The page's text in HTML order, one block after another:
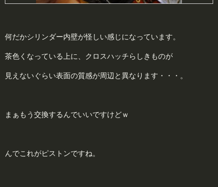
何だかシリンダー内壁が怪しい感じになっています。
茶色くなっている上に、クロスハッチらしきものが
見えないぐらい表面の質感が周辺と異なります・・・。
まぁもう交換するんでいいですけどｗ
んでこれがピストンですね。